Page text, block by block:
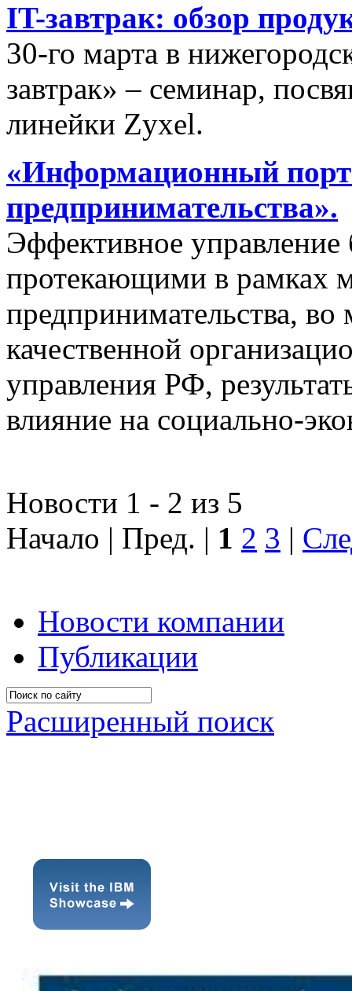
IT-завтрак: обзор
30-го марта в
завтрак» – семинар,
линейки Zyxel.
«Информационный
предпринимательства».
Эффективное управление
протекающими в рамках
предпринимательства,
качественной
управления РФ,
влияние на социально-
Новости 1 - 2 из 5
Начало | Пред. | 1 2 3 |
Новости компании
Публикации
Расширенный поиск